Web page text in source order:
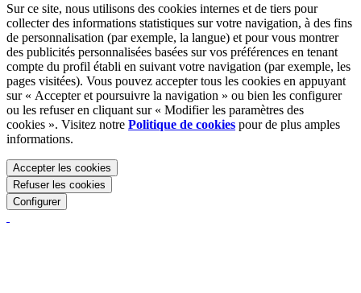
Sur ce site, nous utilisons des cookies internes et de tiers pour
collecter des informations statistiques sur votre navigation, à des fins
de personnalisation (par exemple, la langue) et pour vous montrer
des publicités personnalisées basées sur vos préférences en tenant
compte du profil établi en suivant votre navigation (par exemple, les
pages visitées). Vous pouvez accepter tous les cookies en appuyant
sur « Accepter et poursuivre la navigation » ou bien les configurer
ou les refuser en cliquant sur « Modifier les paramètres des
cookies ». Visitez notre Politique de cookies pour de plus amples
informations.
Accepter les cookies
Refuser les cookies
Configurer